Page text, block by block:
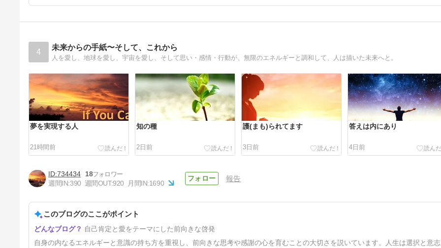
4 未来からの手紙〜そして、これから
人を愛し、地球を愛し、宇宙を愛し、そして思い・感情・行動が、無限のエネルギーと調和して、人は描いた未来へと。
夢を実現する人
21時間前
知の種
2日前
護(まも)られてます
3日前
答えは内にあり
4日前
岐路にて
5日前
734434
18
週間IN:390 週間OUT:920 月間IN:1690
報告
このブログのここがポイント
自己肯定と愛をテーマにした前向きな啓発
自身の内なるエネルギーと意識の持ち方を重視し、前向きな思考や感謝の心を育むことの大切さを説いています。人生は選択と意志